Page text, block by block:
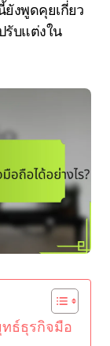
งพูดคุยเกี่ยว
รับแต่งใน
ธ์ธุรกิจมือ